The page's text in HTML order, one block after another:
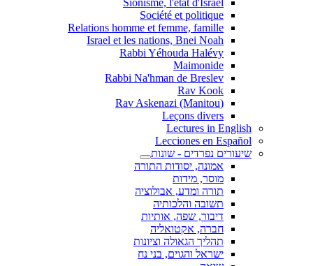
Sionisme, l'état d'Israël
Société et politique
Relations homme et femme, famille
Israel et les nations, Bnei Noah
Rabbi Yéhouda Halévy
Maimonide
Rabbi Na'hman de Breslev
Rav Kook
(Rav Askenazi (Manitou
Leçons divers
Lectures in English
Lecciones en Español
שיעורים נפרדים - שונות
אמונה, יסודות התורה
מוסר, מידות
תורה ומדע, אבולוציה
תשובה והלכותיה
דיבור, שפה, אותיות
חברה, אקטואליה
תהליך הגאולה וציונות
ישראל והגוים, בני נח